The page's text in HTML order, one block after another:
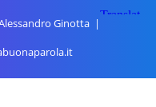
Ginotta